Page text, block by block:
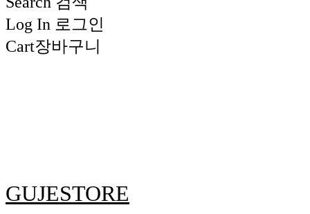
Log In 로그인
Cart장바구니
GUJESTORE